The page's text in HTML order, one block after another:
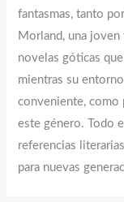
fantasmas, tanto
Morland, una joven
novelas góticas
mientras su
conveniente, como
este género. Todo
referencias
para nuevas